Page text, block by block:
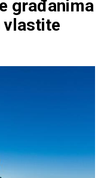
građanima
vlastite